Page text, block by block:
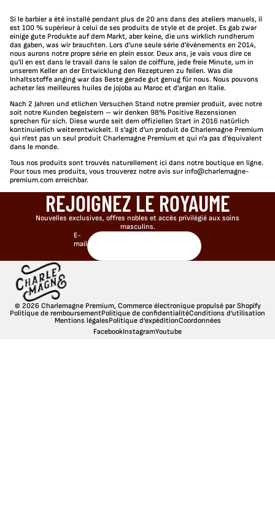
Si le barbier a été installé pendant plus de 20 ans dans des ateliers manuels, il
est 100 % supérieur à celui de ses produits de style et de projet. Es gab zwar
einige gute Produkte auf dem Markt, aber keine, die uns wirklich rundherum
das gaben, was wir brauchten. Lors d'une seule série d'événements en 2014,
nous aurons notre propre série en plein essor. Deux ans, je vais vous dire ce
qu'il en est dans le travail dans le salon de coiffure, jede freie Minute, um in
unserem Keller an der Entwicklung den Rezepturen zu feilen. Was die
Inhaltsstoffe anging war das Beste gerade gut genug für nous. Nous pouvons
acheter les meilleures huiles de jojoba au Maroc et d'argan en Italie.
Nach 2 Jahren und etlichen Versuchen Stand notre premier produit, avec notre
soit notre Kunden begeistern – wir denken 98% Positive Rezensionen
sprechen für sich. Diese wurde seit dem offiziellen Start in 2016 natürlich
kontinuierlich weiterentwickelt. Il s'agit d'un produit de Charlemagne Premium
qui n'est pas un seul produit Charlemagne Premium et qui n'a pas d'équivalent
dans le monde.
Tous nos produits sont trouvés naturellement ici dans notre boutique en ligne.
Pour tous mes produits, vous trouverez notre avis sur info@charlemagne-
premium.com erreichbar.
REJOIGNEZ LE ROYAUME
Nouvelles exclusives, offres nobles et accès privilégié aux soins
masculins.
E-
mail
© 2026 Charlemagne Premium, Commerce électronique propulsé par Shopify
Politique de remboursementPolitique de confidentialitéConditions d’utilisation
Mentions légalesPolitique d’expéditionCoordonnées
FacebookInstagramYoutube